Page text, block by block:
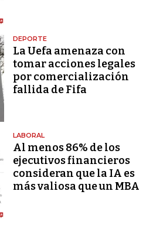
DEPORTE
La Uefa amenaza con
tomar acciones legales
por comercialización
fallida de Fifa
LABORAL
Al menos 86% de los
ejecutivos financieros
consideran que la IA es
más valiosa que un MBA